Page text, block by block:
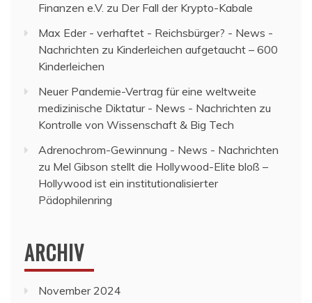
Finanzen e.V. zu Der Fall der Krypto-Kabale
Max Eder - verhaftet - Reichsbürger? - News -
Nachrichten zu Kinderleichen aufgetaucht – 600
Kinderleichen
Neuer Pandemie-Vertrag für eine weltweite
medizinische Diktatur - News - Nachrichten zu
Kontrolle von Wissenschaft & Big Tech
Adrenochrom-Gewinnung - News - Nachrichten
zu Mel Gibson stellt die Hollywood-Elite bloß –
Hollywood ist ein institutionalisierter
Pädophilenring
ARCHIV
November 2024